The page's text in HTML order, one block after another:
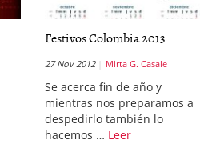
Festivos Colombia 2013
27 Nov 2012 Mirta G. Casale
Se acerca fin de año y
mientras nos preparamos a
despedirlo también lo
hacemos … Leer